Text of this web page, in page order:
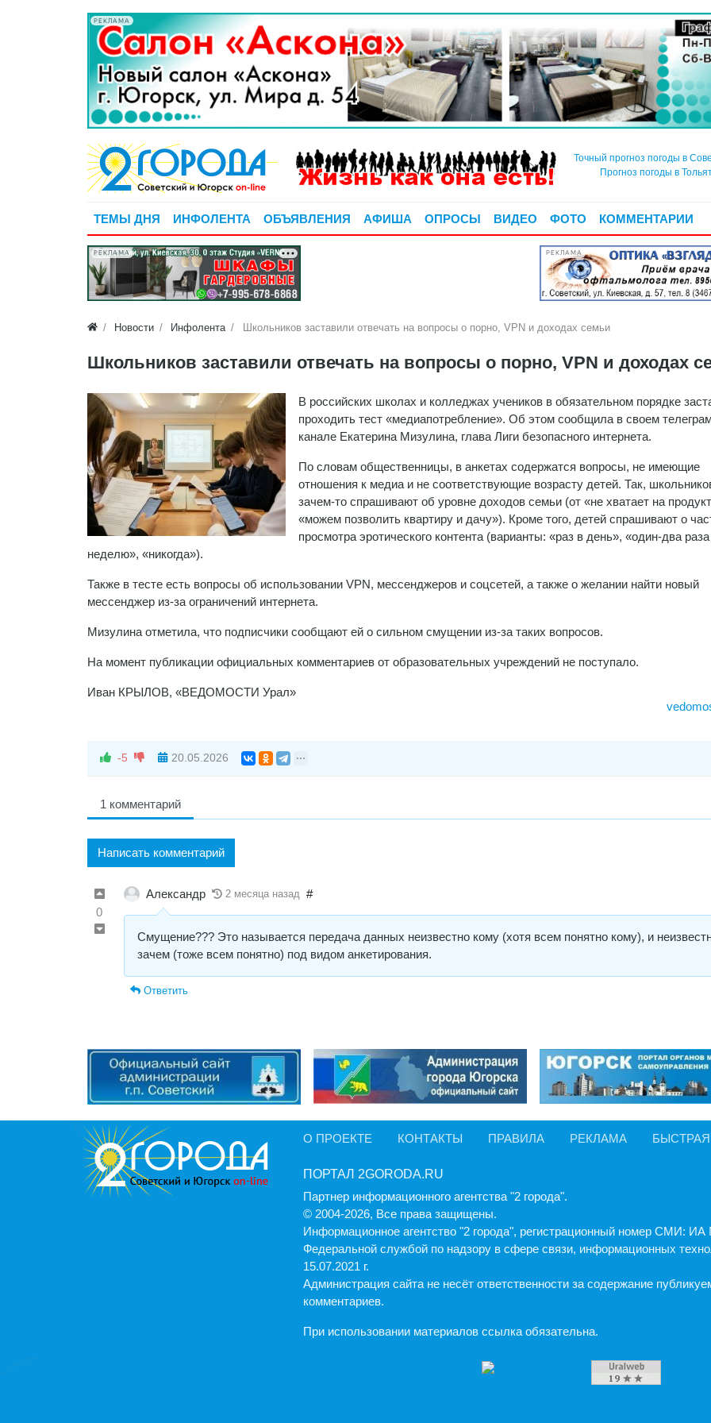
РЕКЛАМА
Точный прогноз погоды в
Прогноз погоды в
ТЕМЫ ДНЯ ИНФОЛЕНТА ОБЪЯВЛЕНИЯ АФИША ОПРОСЫ ВИДЕО ФОТО КОММЕНТАРИИ
РЕКЛАМА РЕКЛАМА
Новости Инфолента Школьников заставили отвечать на вопросы о порно, VPN и доходах семьи
Школьников заставили отвечать на вопросы о порно, VPN и доходах
В российских школах и колледжах учеников в обязательном порядке
проходить тест «медиапотребление». Об этом сообщила в своем
канале Екатерина Мизулина, глава Лиги безопасного интернета.
По словам общественницы, в анкетах содержатся вопросы, не имеющие
отношения к медиа и не соответствующие возрасту детей. Так,
зачем-то спрашивают об уровне доходов семьи (от «не хватает на
«можем позволить квартиру и дачу»). Кроме того, детей спрашивают о
просмотра эротического контента (варианты: «раз в день», «один-два
неделю», «никогда»).
Также в тесте есть вопросы об использовании VPN, мессенджеров и соцсетей, а также о желании найти новый
мессенджер из-за ограничений интернета.
Мизулина отметила, что подписчики сообщают ей о сильном смущении из-за таких вопросов.
На момент публикации официальных комментариев от образовательных учреждений не поступало.
Иван КРЫЛОВ, «ВЕДОМОСТИ Урал»
-5 20.05.2026
1 комментарий
Написать комментарий
0
Александр 2 месяца назад #
Смущение??? Это называется передача данных неизвестно кому (хотя всем понятно кому), и
зачем (тоже всем понятно) под видом анкетирования.
Ответить
О ПРОЕКТЕ КОНТАКТЫ ПРАВИЛА РЕКЛАМА
ПОРТАЛ 2GORODA.RU
Партнер информационного агентства "2 города".
© 2004-2026, Все права защищены.
Информационное агентство "2 города", регистрационный номер СМИ:
Федеральной службой по надзору в сфере связи, информационных
15.07.2021 г.
Администрация cайта не несёт ответственности за содержание
комментариев.
При использовании материалов ссылка обязательна.